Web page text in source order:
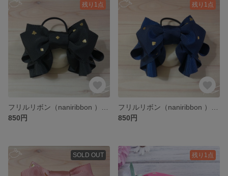
残り1点
850円
残り1点
850円
SOLD OUT 残り1点